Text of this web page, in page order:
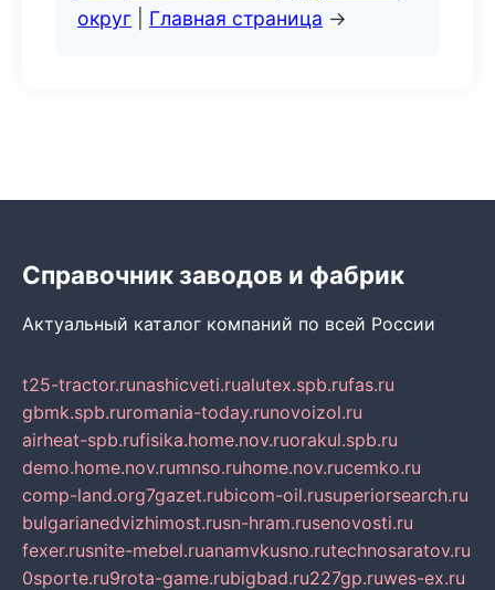
округ
Главная страница →
Справочник заводов и фабрик
Актуальный каталог компаний по всей России
t25-tractor.runashicveti.rualutex.spb.rufas.ru
gbmk.spb.ruromania-today.runovoizol.ru
airheat-spb.rufisika.home.nov.ruorakul.spb.ru
demo.home.nov.rumnso.ruhome.nov.rucemko.ru
comp-land.org7gazet.rubicom-oil.rusuperiorsearch.ru
bulgarianedvizhimost.rusn-hram.rusenovosti.ru
fexer.rusnite-mebel.ruanamvkusno.rutechnosaratov.ru
0sporte.ru9rota-game.rubigbad.ru227gp.ruwes-ex.ru